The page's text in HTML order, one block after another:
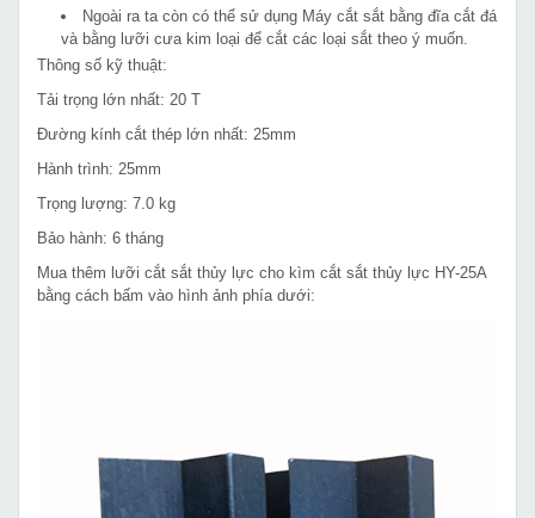
Ngoài ra ta còn có thể sử dụng Máy cắt sắt bằng đĩa cắt đá
và bằng lưỡi cưa kim loại để cắt các loại sắt theo ý muốn.
Thông số kỹ thuật:
Tải trọng lớn nhất: 20 T
Đường kính cắt thép lớn nhất: 25mm
Hành trình: 25mm
Trọng lượng: 7.0 kg
Bảo hành: 6 tháng
Mua thêm lưỡi cắt sắt thủy lực cho kìm cắt sắt thủy lực HY-25A
bằng cách bấm vào hình ảnh phía dưới: